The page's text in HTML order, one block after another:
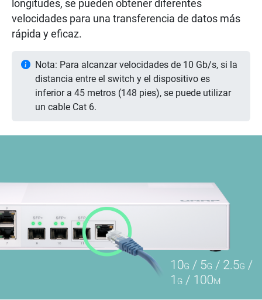
longitudes, se pueden obtener diferentes
velocidades para una transferencia de datos más
rápida y eficaz.
Nota: Para alcanzar velocidades de 10 Gb/s, si la
distancia entre el switch y el dispositivo es
inferior a 45 metros (148 pies), se puede utilizar
un cable Cat 6.